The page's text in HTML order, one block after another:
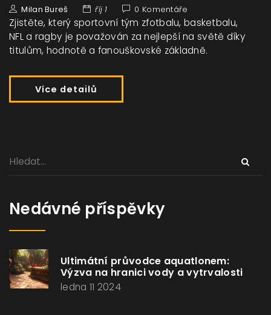
Milan Bureš říj 1 0 Komentáře
Zjistěte, který sportovní tým zfotbalu, basketbalu,
NFL a ragby je považován za nejlepší na světě díky
titulům, hodnotě a fanouškovské základně.
Více detailů
Nedávné příspěvky
Ultimátní průvodce aquatlonem:
Výzva na hranici vody a vytrvalosti
ledna 11 2024